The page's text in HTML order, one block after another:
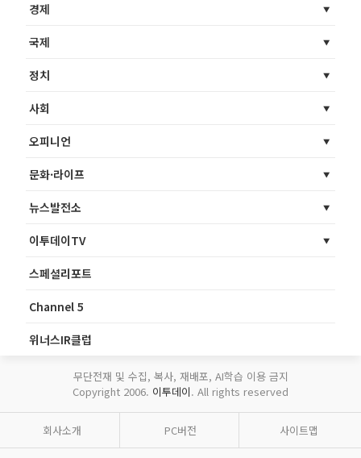
경제
국제
정치
사회
오피니언
문화·라이프
뉴스발전소
이투데이TV
스페셜리포트
Channel 5
위너스IR클럽
무단전재 및 수집, 복사, 재배포, AI학습 이용 금지
Copyright 2006. 이투데이. All rights reserved
회사소개 PC버전 사이트맵